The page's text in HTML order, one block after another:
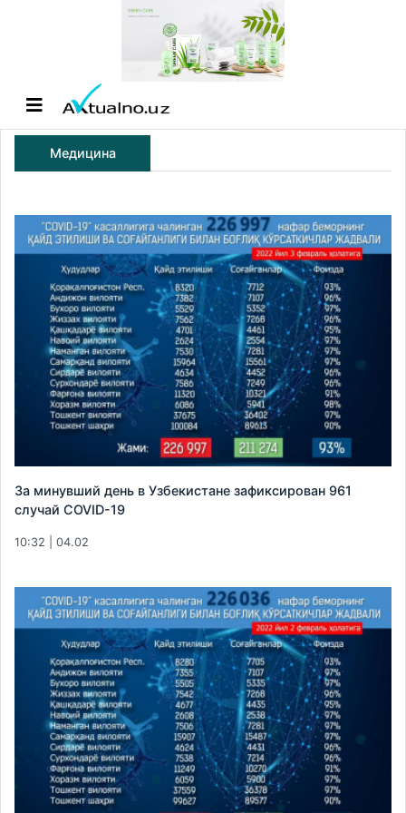
Медицина
За минувший день в Узбекистане зафиксирован 961
случай COVID-19
10:32 | 04.02